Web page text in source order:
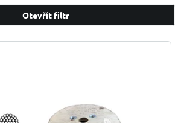
Otevřít filtr